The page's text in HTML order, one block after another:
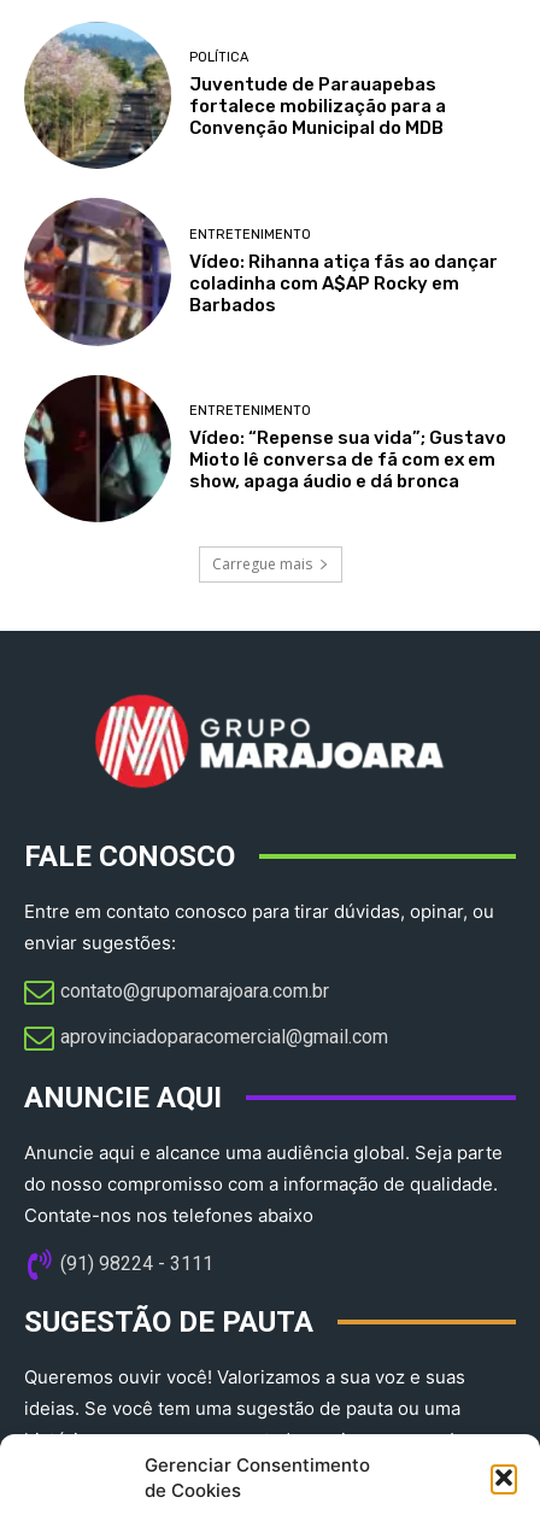
Gerenciar Consentimento
de Cookies
POLÍTICA
Juventude de Parauapebas
fortalece mobilização para a
Convenção Municipal do MDB
ENTRETENIMENTO
Vídeo: Rihanna atiça fãs ao dançar
coladinha com A$AP Rocky em
Barbados
ENTRETENIMENTO
Vídeo: “Repense sua vida”; Gustavo
Mioto lê conversa de fã com ex em
show, apaga áudio e dá bronca
Carregue mais
FALE CONOSCO
Entre em contato conosco para tirar dúvidas, opinar, ou
enviar sugestões:
contato@grupomarajoara.com.br
aprovinciadoparacomercial@gmail.com​
ANUNCIE AQUI
Anuncie aqui e alcance uma audiência global. Seja parte
do nosso compromisso com a informação de qualidade.
Contate-nos nos telefones abaixo
(91) 98224 - 3111
SUGESTÃO DE PAUTA
Queremos ouvir você! Valorizamos a sua voz e suas
ideias. Se você tem uma sugestão de pauta ou uma
história que merece ser contada, envie-nos agora!
(91) 98224 - 3111